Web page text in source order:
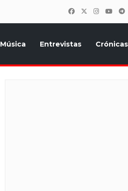
Música Entrevistas Crónicas